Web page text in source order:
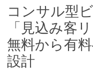
コンサル型
「見込み客
無料から有
設計